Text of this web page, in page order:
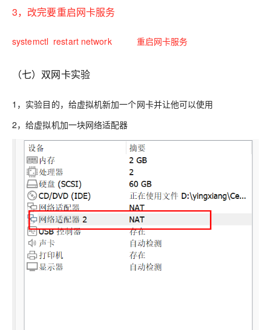
3，改完要重启网卡服务
systemctl restart network 重启网卡服务
（七）双网卡实验
1，实验目的，给虚拟机新加一个网卡并让他可以使用
2，给虚拟机加一块网络适配器